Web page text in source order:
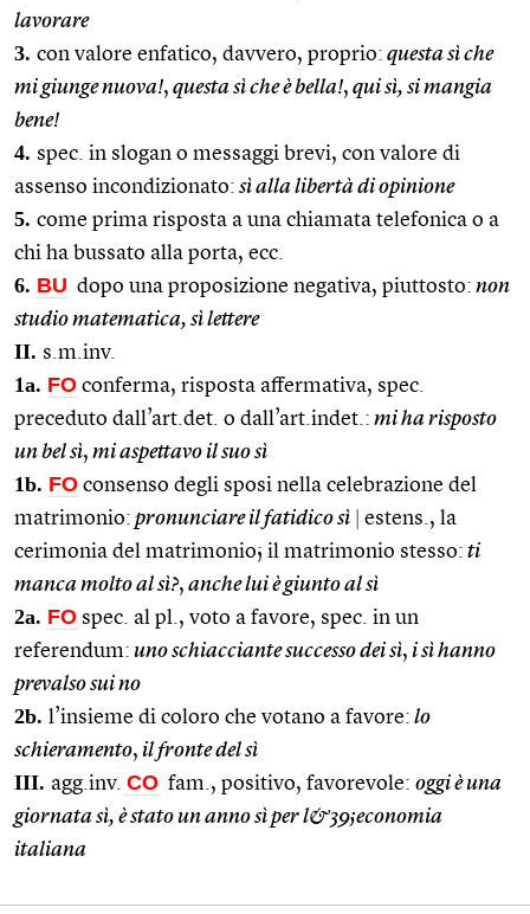
lavorare
3. con valore enfatico, davvero, proprio: questa sì che
mi giunge nuova!, questa sì che è bella!, qui sì, si mangia
bene!
4. spec. in slogan o messaggi brevi, con valore di
assenso incondizionato: sì alla libertà di opinione
5. come prima risposta a una chiamata telefonica o a
chi ha bussato alla porta, ecc.
6. BU dopo una proposizione negativa, piuttosto: non
studio matematica, sì lettere
II. s.m.inv.
1a. FO conferma, risposta affermativa, spec.
preceduto dall’art.det. o dall’art.indet.: mi ha risposto
un bel sì, mi aspettavo il suo sì
1b. FO consenso degli sposi nella celebrazione del
matrimonio: pronunciare il fatidico sì
estens., la
cerimonia del matrimonio; il matrimonio stesso: ti
manca molto al sì?, anche lui è giunto al sì
2a. FO spec. al pl., voto a favore, spec. in un
referendum: uno schiacciante successo dei sì, i sì hanno
prevalso sui no
2b. l’insieme di coloro che votano a favore: lo
schieramento, il fronte del sì
III. agg.inv. CO fam., positivo, favorevole: oggi è una
giornata sì, è stato un anno sì per l&39;economia
italiana